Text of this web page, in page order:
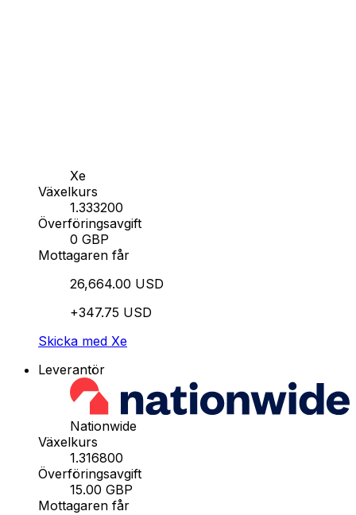
Xe
Växelkurs
1.333200
Överföringsavgift
0 GBP
Mottagaren får
26,664.00 USD
+347.75 USD
Skicka med Xe
Leverantör
Nationwide
Växelkurs
1.316800
Överföringsavgift
15.00 GBP
Mottagaren får